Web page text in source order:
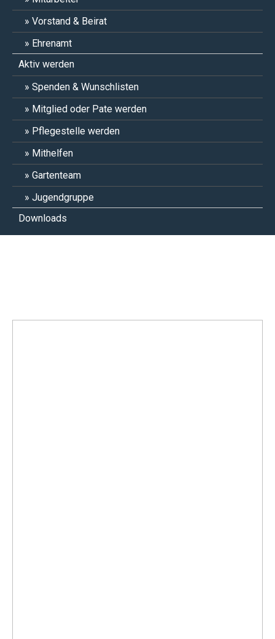
Vorstand & Beirat
Ehrenamt
Aktiv werden
Spenden & Wunschlisten
Mitglied oder Pate werden
Pflegestelle werden
Mithelfen
Gartenteam
Jugendgruppe
Downloads